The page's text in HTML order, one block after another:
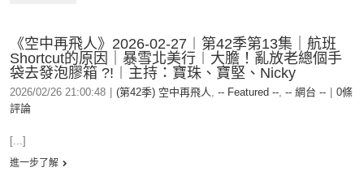
《空中再飛人》2026-02-27︱第42季第13集｜航班
Shortcut的原因｜暴雪北美行︱大膽！亂放老總個手
袋去發泡膠箱 ?!︱主持：寶珠、寶堅、Nicky
2026/02/26 21:00:48 (第42季) 空中再飛人, -- Featured --, -- 網台 --
0條
評論
[...]
進一步了解